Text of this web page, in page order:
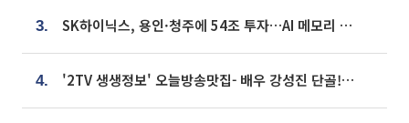
3. SK하이닉스, 용인·청주에 54조 투자…AI 메모리 생산기지 키운다
4. '2TV 생생정보' 오늘방송맛집- 배우 강성진 단골! 쌀국수ㆍ푸팟퐁 커리 맛집 '블○○○'